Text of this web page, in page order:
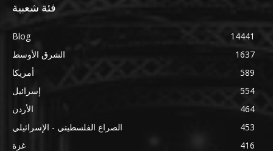
فئة شعبية
Blog
14441
الشرق الأوسط
1637
أمريكا
589
إسرائيل
554
الأردن
464
الصراع الفلسطيني - الإسرائيلي
453
غزة
416